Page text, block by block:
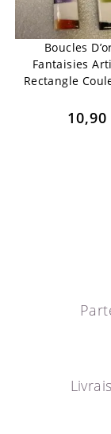
Boucles
Fantaisies
Rectangle
10,90